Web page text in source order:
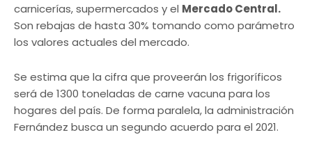
carnicerías, supermercados y el Mercado Central.
Son rebajas de hasta 30% tomando como parámetro
los valores actuales del mercado.
Se estima que la cifra que proveerán los frigoríficos
será de 1300 toneladas de carne vacuna para los
hogares del país. De forma paralela, la administración
Fernández busca un segundo acuerdo para el 2021.